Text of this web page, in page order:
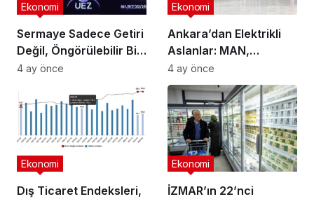
Sermaye Sadece Getiri
Değil, Öngörülebilir Bir
Ortam Arıyor
Ekonomi
4 ay önce
Ankara’dan Elektrikli
Aslanlar: MAN,
Ankara’daki
fabrikasında eBus
üretimine başladı
Ekonomi
4 ay önce
Dış Ticaret Endeksleri,
Ekonomi
İZMAR’ın 22’nci
Ekonomi